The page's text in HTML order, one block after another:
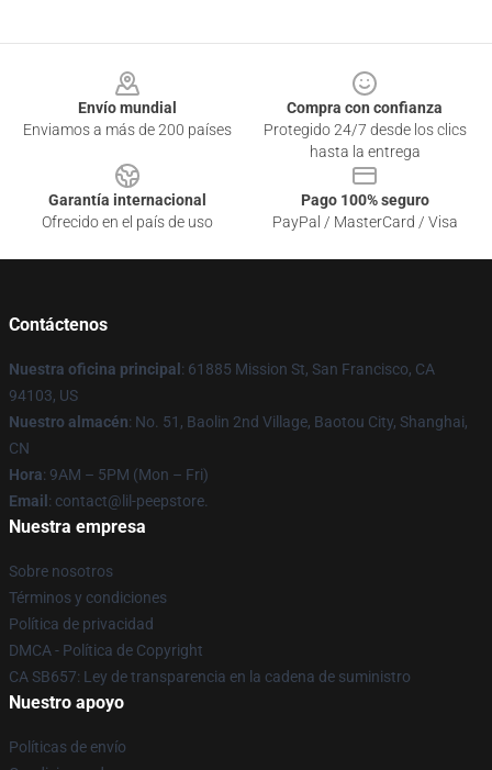
Envío mundial
Enviamos a más de 200 países
Compra con confianza
Protegido 24/7 desde los clics
hasta la entrega
Garantía internacional
Ofrecido en el país de uso
Pago 100% seguro
PayPal / MasterCard / Visa
Contáctenos
Nuestra oficina principal : 61885 Mission St, San Francisco, CA
94103, US
Nuestro almacén: No. 51, Baolin 2nd Village, Baotou City, Shanghai,
CN
Hora: 9AM – 5PM (Mon – Fri)
Email : contact@lil-peepstore.
Nuestra empresa
Sobre nosotros
Términos y condiciones
Política de privacidad
DMCA - Política de Copyright
CA SB657: Ley de transparencia en la cadena de suministro
Nuestro apoyo
Políticas de envío